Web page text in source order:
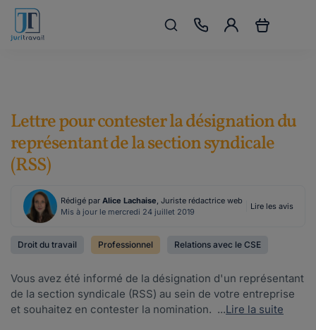
Lettre pour contester la désignation du
représentant de la section syndicale
(RSS)
Rédigé par Alice Lachaise, Juriste rédactrice web
Mis à jour le mercredi 24 juillet 2019
Lire les avis
Droit du travail Professionnel Relations avec le CSE
Vous avez été informé de la désignation d'un représentant
de la section syndicale (RSS) au sein de votre entreprise
et souhaitez en contester la nomination. ...Lire la suite